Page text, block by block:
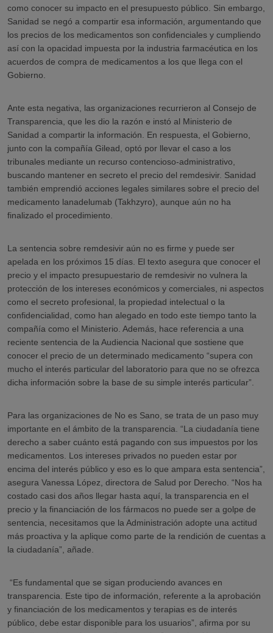
como conocer su impacto en el presupuesto público. Sin embargo,
Sanidad se negó a compartir esa información, argumentando que
los precios de los medicamentos son confidenciales y cumpliendo
así con la opacidad impuesta por la industria farmacéutica en los
acuerdos de compra de medicamentos a los que llega con el
Gobierno.
Ante esta negativa, las organizaciones recurrieron al Consejo de
Transparencia, que les dio la razón e instó al Ministerio de
Sanidad a compartir la información. En respuesta, el Gobierno,
junto con la compañía Gilead, optó por llevar el caso a los
tribunales mediante un recurso contencioso-administrativo,
buscando mantener en secreto el precio del remdesivir. Sanidad
también emprendió acciones legales similares sobre el precio del
medicamento lanadelumab (Takhzyro), aunque aún no ha
finalizado el procedimiento.
La sentencia sobre remdesivir aún no es firme y puede ser
apelada en los próximos 15 días. El texto asegura que conocer el
precio y el impacto presupuestario de remdesivir no vulnera la
protección de los intereses económicos y comerciales, ni aspectos
como el secreto profesional, la propiedad intelectual o la
confidencialidad, como han alegado en todo este tiempo tanto la
compañía como el Ministerio. Además, hace referencia a una
reciente sentencia de la Audiencia Nacional que sostiene que
conocer el precio de un determinado medicamento “supera con
mucho el interés particular del laboratorio para que no se ofrezca
dicha información sobre la base de su simple interés particular”.
Para las organizaciones de No es Sano, se trata de un paso muy
importante en el ámbito de la transparencia. “La ciudadanía tiene
derecho a saber cuánto está pagando con sus impuestos por los
medicamentos. Los intereses privados no pueden estar por
encima del interés público y eso es lo que ampara esta sentencia”,
asegura Vanessa López, directora de Salud por Derecho. “Nos ha
costado casi dos años llegar hasta aquí, la transparencia en el
precio y la financiación de los fármacos no puede ser a golpe de
sentencia, necesitamos que la Administración adopte una actitud
más proactiva y la aplique como parte de la rendición de cuentas a
la ciudadanía”, añade.
“Es fundamental que se sigan produciendo avances en
transparencia. Este tipo de información, referente a la aprobación
y financiación de los medicamentos y terapias es de interés
público, debe estar disponible para los usuarios”, afirma por su